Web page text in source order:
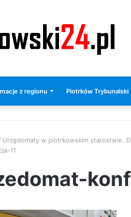
z regionu Piotrków Trybunalski
Urzędomaty w piotrkowskim starostwie.
11